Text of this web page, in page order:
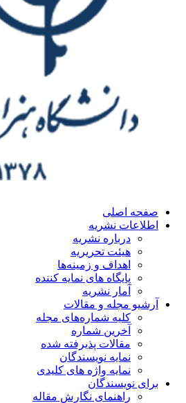
اصلی
نشریه
درباره نشریه
هیئت تحریریه
اهداف و زمینه‌ها
پایگاه های نمایه کننده
آمار نشریه
مجله و مقالات
کلیه شماره‌های مجله
آخرین شماره
مقالات پذیرفته شده
نمایه نویسندگان
نمایه واژه های کلیدی
نویسندگان
راهنمای نگارش مقاله